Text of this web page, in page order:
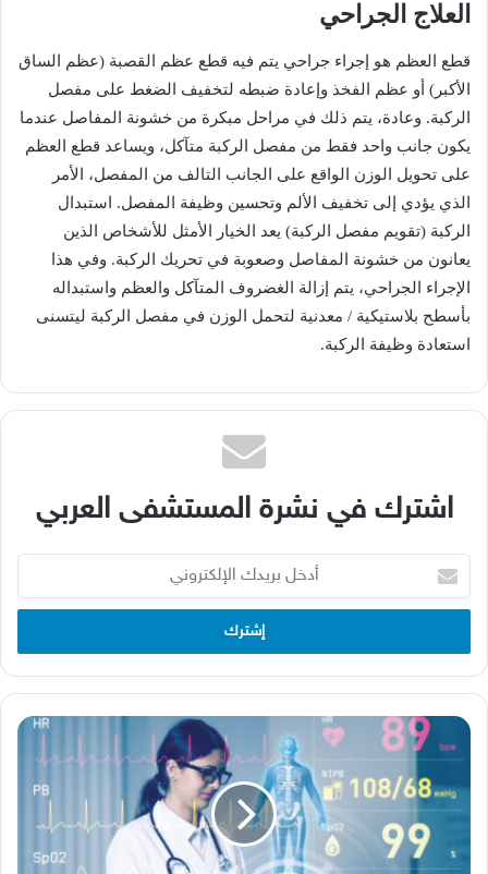
العلاج الجراحي
قطع العظم هو إجراء جراحي يتم فيه قطع عظم القصبة (عظم
الساق
الأكبر ) أو عظم الفخذ وإعادة ضبطه لتخفيف الضغط على مفصل
الركبة. وعادة، يتم ذلك في مراحل مبكرة من خشونة المفاصل عندما
يكون جانب واحد فقط من مفصل الركبة متآكل، ويساعد قطع
العظم
على تحويل الوزن الواقع على الجانب التالف من المفصل،
الأمر
الذي يؤدي إلى تخفيف الألم وتحسين وظيفة المفصل.
استبدال
الركبة (تقويم مفصل الركبة) يعد الخيار الأمثل للأشخاص
الذين
يعانون من خشونة المفاصل وصعوبة في تحريك الركبة. وفي هذا
الإجراء
الجراحي، يتم إزالة الغضروف المتآكل والعظم واستبداله
بأسطح بلاستيكية / معدنية لتحمل الوزن في مفصل الركبة ليتسنى
استعادة وظيفة الركبة.
اشترك في نشرة المستشفى العربي
بريدك
الإلكتروني
القطاع
الطبي
الرقمي